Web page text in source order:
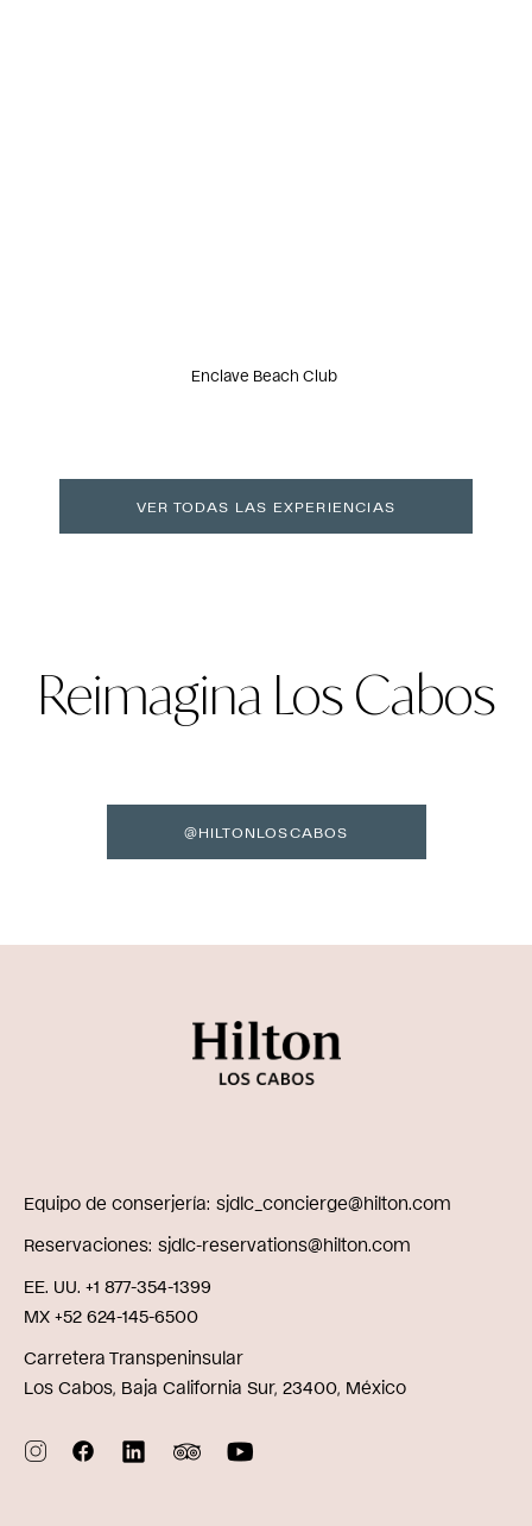
Enclave Beach Club
VER TODAS LAS EXPERIENCIAS
Reimagina Los Cabos
@HILTONLOSCABOS
Equipo de conserjería sjdlc_concierge@hilton.com
Reservaciones sjdlc-reservations@hilton.com
EE. UU. +1 877-354-1399
MX +52 624-145-6500
Carretera Transpeninsular
Los Cabos, Baja California Sur, 23400, México